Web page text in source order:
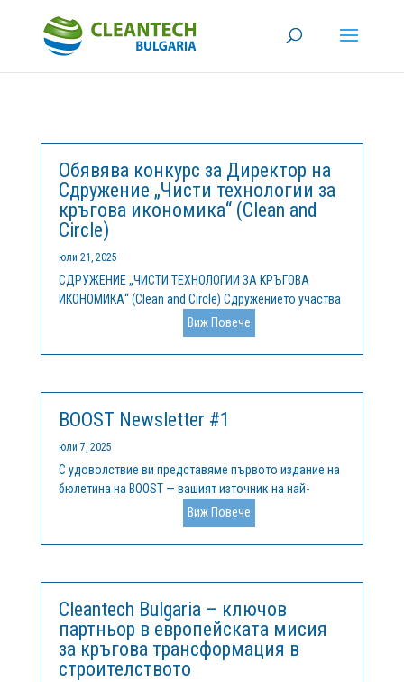
Обявява конкурс за Директор на
Сдружение „Чисти технологии за
кръгова икономика“ (Clean and
Circle)
юли 21, 2025
СДРУЖЕНИЕ „ЧИСТИ ТЕХНОЛОГИИ ЗА КРЪГОВА
ИКОНОМИКА“ (Clean and Circle) Сдружението участва
като партньор в Центъра за компетентност „Чисти
технологии за устойчива околна среда - води,
отпадъци, енергия за кръгова икономика“,
Виж Повече
BOOST Newsletter #1
юли 7, 2025
С удоволствие ви представяме първото издание на
бюлетина на BOOST — вашият източник на най-
новата информация за това как се справяме с
различията в областта на научните изследвания и
иновациите в Европа. В този брой ще откриете: 🌍
Виж Повече
Cleantech Bulgaria – ключов
партньор в европейската мисия
за кръгова трансформация в
строителството